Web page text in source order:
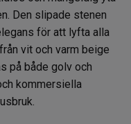
Den slipade stenen
för att lyfta alla
vit och varm beige
på både golv och
kommersiella